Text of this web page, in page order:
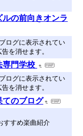
ルの前向きオンラ
ログに表示されてい
を消せます。
専門学校
ログに表示されてい
を消せます。
てのブログ
すすめ楽曲紹介